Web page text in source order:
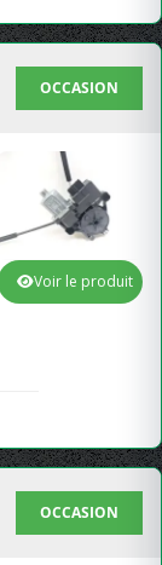
OCCASION
Voir le produit
OCCASION